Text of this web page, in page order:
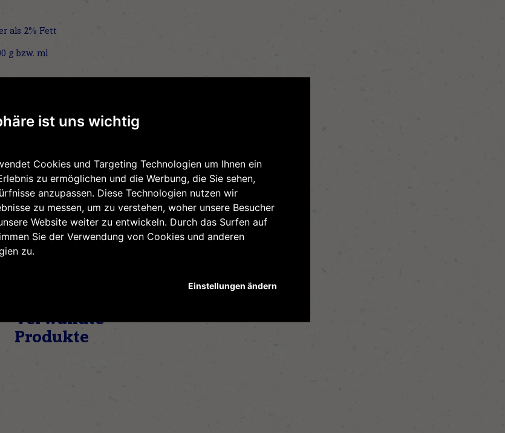
ist uns wichtig
Cookies und Targeting Technologien um Ihnen ein
zu ermöglichen und die Werbung, die Sie sehen,
anzupassen. Diese Technologien nutzen wir
zu messen, um zu verstehen, woher unsere Besucher
Website weiter zu entwickeln. Durch das Surfen auf
Sie der Verwendung von Cookies und anderen
zu.
Einstellungen ändern
als 2% Fett
Verwandte
Produkte